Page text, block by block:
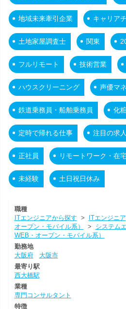
地域未来牽引企業 キャリア
土地家屋調査士 関東
フルリモート 技術営業
ハウスクリーニング 声優マ
鉄道乗務員・船舶乗務員 化
定時で帰れる仕事 注目の求
正社員 リモートワーク・在
未経験 土日祝日休み
職種
ITエンジニアから探す > ITエンジニア
オープン・モバイル系）
> システム
WEB・オープン・モバイル系）
勤務地
大阪府
大阪市
最寄り駅
西大橋駅
業種
専門コンサルタント
特徴